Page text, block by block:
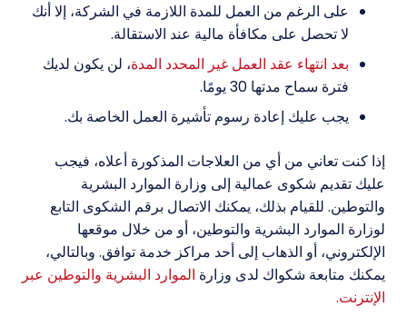
على الرغم من العمل للمدة اللازمة في الشركة، إلا أنك
لا تحصل على مكافأة مالية عند الاستقالة.
بعد انتهاء عقد العمل غير المحدد المدة، لن يكون لديك
فترة سماح مدتها 30 يومًا.
يجب عليك إعادة رسوم تأشيرة العمل الخاصة بك.
إذا كنت تعاني من أي من العلاجات المذكورة أعلاه، فيجب
عليك تقديم شكوى عمالية إلى وزارة الموارد البشرية
والتوطين. للقيام بذلك، يمكنك الاتصال برقم الشكوى التابع
لوزارة الموارد البشرية والتوطين، أو من خلال موقعها
الإلكتروني، أو الذهاب إلى أحد مراكز خدمة توافق. وبالتالي،
يمكنك متابعة شكواك لدى وزارة الموارد البشرية والتوطين عبر
الإنترنت.